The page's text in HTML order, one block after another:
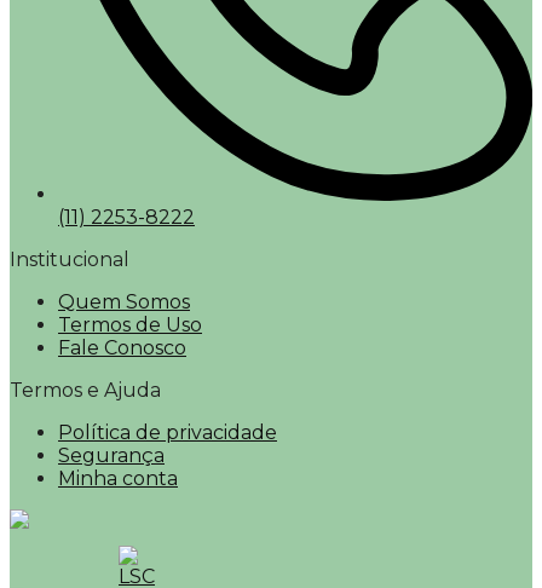
(11) 2253-8222
Institucional
Quem Somos
Termos de Uso
Fale Conosco
Termos e Ajuda
Política de privacidade
Segurança
Minha conta